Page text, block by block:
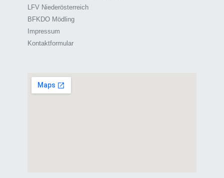
LFV Niederösterreich
BFKDO Mödling
Impressum
Kontaktformular